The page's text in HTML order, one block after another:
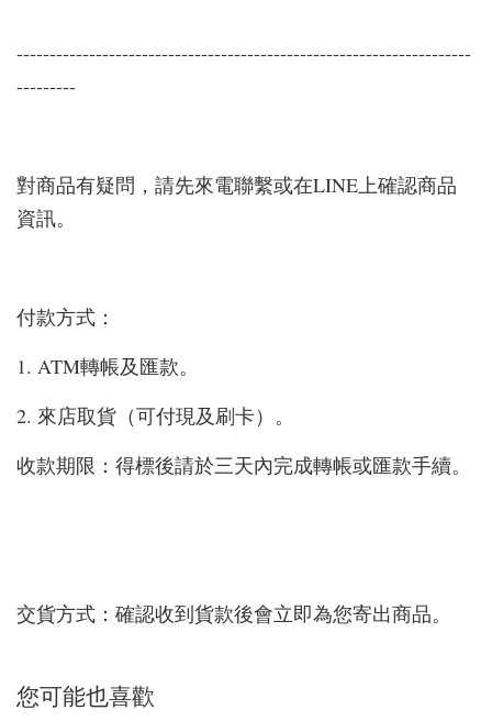
---------------------------------------------------------------------
---------
對商品有疑問，請先來電聯繫或在LINE上確認商品
資訊。
付款方式：
1. ATM轉帳及匯款。
2. 來店取貨（可付現及刷卡）。
收款期限：得標後請於三天內完成轉帳或匯款手續。
交貨方式：確認收到貨款後會立即為您寄出商品。
您可能也喜歡